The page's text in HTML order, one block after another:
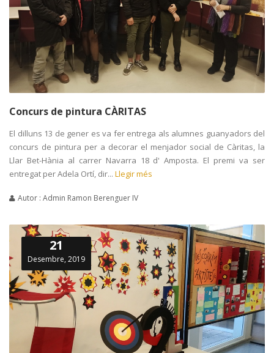
Concurs de pintura CÀRITAS
El dilluns 13 de gener es va fer entrega als alumnes guanyadors del
concurs de pintura per a decorar el menjador social de Càritas, la
Llar Bet-Hània al carrer Navarra 18 d' Amposta. El premi va ser
entregat per Adela Ortí, dir... Llegir més
Autor : Admin Ramon Berenguer IV
21
Desembre, 2019